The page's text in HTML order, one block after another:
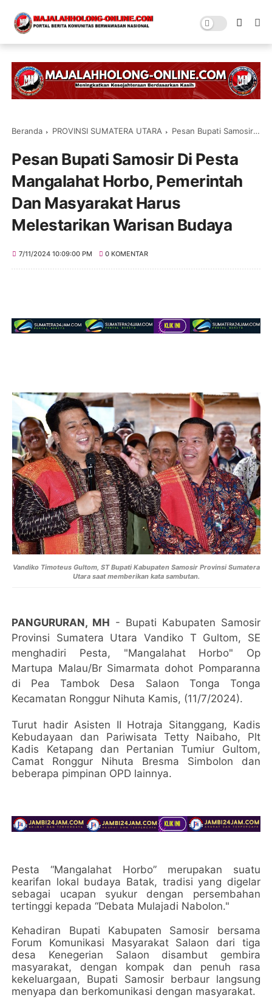
Beranda PROVINSI SUMATERA UTARA Pesan Bupati Samosir Di Pesta Mangalahat Horbo, Pemerintah Dan Masyarakat Harus Melestarikan Warisan Budaya
Pesan Bupati Samosir Di Pesta
Mangalahat Horbo, Pemerintah
Dan Masyarakat Harus
Melestarikan Warisan Budaya
7/11/2024 10:09:00 PM 0 KOMENTAR
Vandiko Timoteus Gultom, ST Bupati Kabupaten Samosir Provinsi Sumatera
Utara saat memberikan kata sambutan.
PANGURURAN, MH - Bupati Kabupaten Samosir
Provinsi Sumatera Utara Vandiko T Gultom, SE
menghadiri Pesta, "Mangalahat Horbo" Op
Martupa Malau/Br Simarmata dohot Pomparanna
di Pea Tambok Desa Salaon Tonga Tonga
Kecamatan Ronggur Nihuta Kamis, (11/7/2024).
Turut hadir Asisten II Hotraja Sitanggang, Kadis
Kebudayaan dan Pariwisata Tetty Naibaho, Plt
Kadis Ketapang dan Pertanian Tumiur Gultom,
Camat Ronggur Nihuta Bresma Simbolon dan
beberapa pimpinan OPD lainnya.
Pesta “Mangalahat Horbo” merupakan suatu
kearifan lokal budaya Batak, tradisi yang digelar
sebagai ucapan syukur dengan persembahan
tertinggi kepada “Debata Mulajadi Nabolon."
Kehadiran Bupati Kabupaten Samosir bersama
Forum Komunikasi Masyarakat Salaon dari tiga
desa Kenegerian Salaon disambut gembira
masyarakat, dengan kompak dan penuh rasa
kekeluargaan, Bupati Samosir berbaur langsung
menyapa dan berkomunikasi dengan masyarakat.